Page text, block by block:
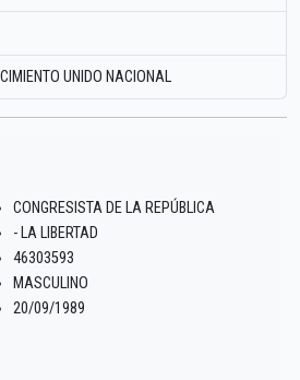
UNIDO NACIONAL
CONGRESISTA DE LA REPÚBLICA
- LA LIBERTAD
46303593
MASCULINO
20/09/1989